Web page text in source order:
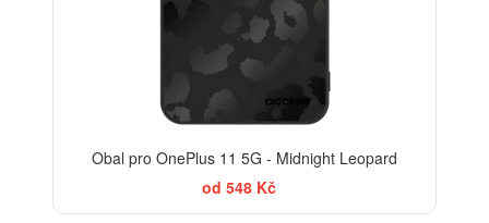
Obal pro OnePlus 11 5G - Midnight Leopard
od 548 Kč